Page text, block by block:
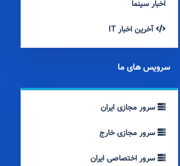
اخبار سینما
آخرین اخبار IT
سرویس های ما
سرور مجازی ایران
سرور مجازی خارج
سرور اختصاصی ایران